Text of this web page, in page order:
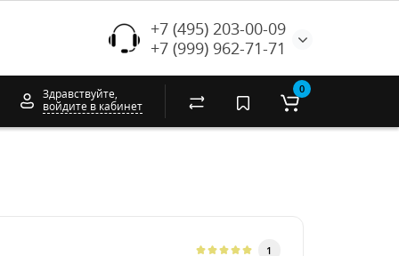
+7 (495) 203-00-09
+7 (999) 962-71-71
Здравствуйте,
войдите в кабинет
0
1